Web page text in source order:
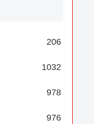
206
1032
978
976